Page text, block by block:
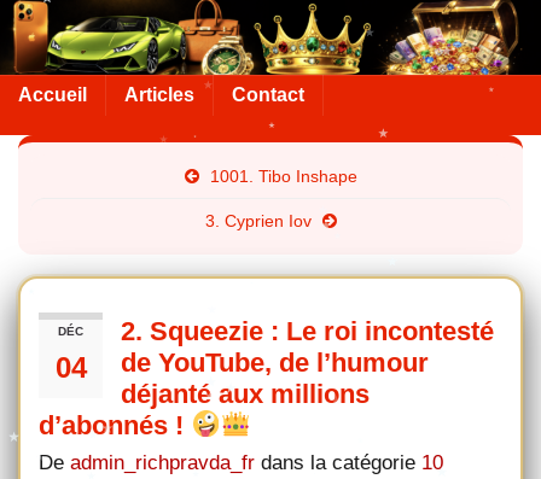
Accueil Articles Contact
1001. Tibo Inshape
3. Cyprien Iov
DÉC
04
2. Squeezie : Le roi incontesté
de YouTube, de l’humour
déjanté aux millions
d’abonnés !
De admin_richpravda_fr dans la catégorie 10